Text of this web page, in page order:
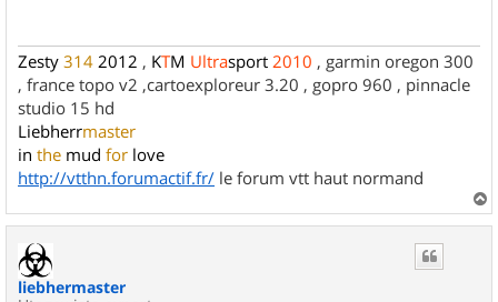
Zesty 314 2012 , KTM Ultrasport 2010 , garmin oregon 300
, france topo v2 ,cartoexploreur 3.20 , gopro 960 , pinnacle
studio 15 hd
Liebherrmaster
in the mud for love
http://vtthn.forumactif.fr/ le forum vtt haut normand
a
liebhermaster